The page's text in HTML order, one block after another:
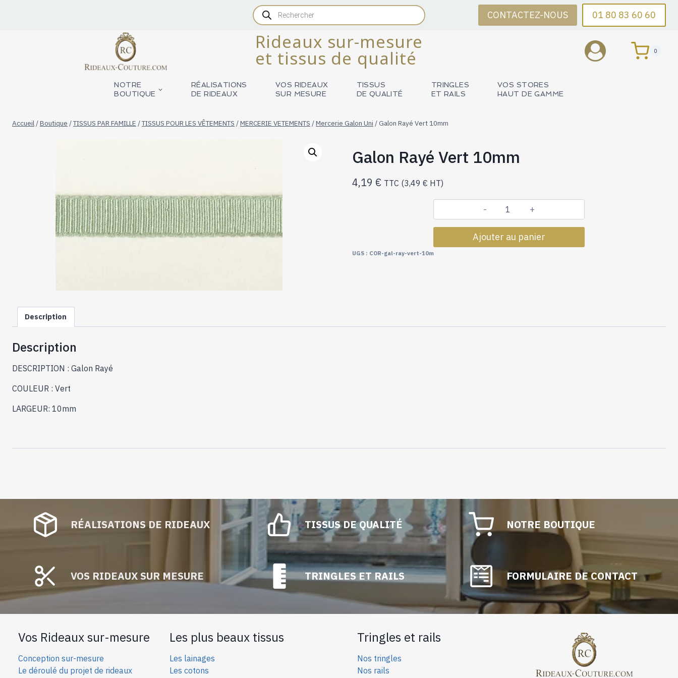
Recherche
de
produits
CONTACTEZ-NOUS 01 80 83 60 60
Rideaux sur-mesure
et tissus de qualité
0
NOTRE
BOUTIQUE
RÉALISATIONS
DE RIDEAUX
VOS RIDEAUX
SUR MESURE
TISSUS
DE QUALITÉ
TRINGLES
ET RAILS
VOS STORES
HAUT DE GAMME
Accueil /Boutique /TISSUS PAR FAMILLE /TISSUS POUR LES VÊTEMENTS /MERCERIE VETEMENTS /Mercerie Galon Uni /Galon Rayé Vert 10mm
Galon Rayé Vert 10mm
4,19 € TTC (3,49 € HT)
quantité
de
Galon
Ajouter au panier
UGS : COR-gal-ray-vert-10m
Description
Description
DESCRIPTION : Galon Rayé
COULEUR : Vert
LARGEUR: 10mm
RÉALISATIONS DE RIDEAUX
VOS RIDEAUX SUR MESURE
TISSUS DE QUALITÉ
TRINGLES ET RAILS
NOTRE BOUTIQUE
FORMULAIRE DE CONTACT
Vos Rideaux sur-mesure
Conception sur-mesure
Le déroulé du projet de rideaux
Les plus beaux tissus
Les lainages
Les cotons
Tringles et rails
Nos tringles
Nos rails